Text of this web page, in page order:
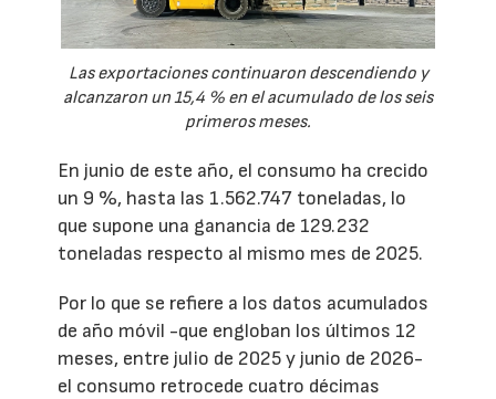
Las exportaciones continuaron descendiendo y
alcanzaron un 15,4 % en el acumulado de los seis
primeros meses.
En junio de este año, el consumo ha crecido
un 9 %, hasta las 1.562.747 toneladas, lo
que supone una ganancia de 129.232
toneladas respecto al mismo mes de 2025.
Por lo que se refiere a los datos acumulados
de año móvil -que engloban los últimos 12
meses, entre julio de 2025 y junio de 2026-
el consumo retrocede cuatro décimas